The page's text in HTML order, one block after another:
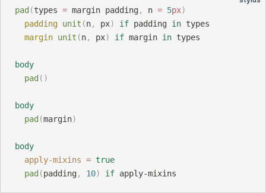
pad (types = margin padding, n = 5px)
padding unit (n, px) if padding in types
margin unit (n, px) if margin in types
body
pad ()
body
pad (margin)
body
apply-mixins = true
pad (padding, 10) if apply-mixins